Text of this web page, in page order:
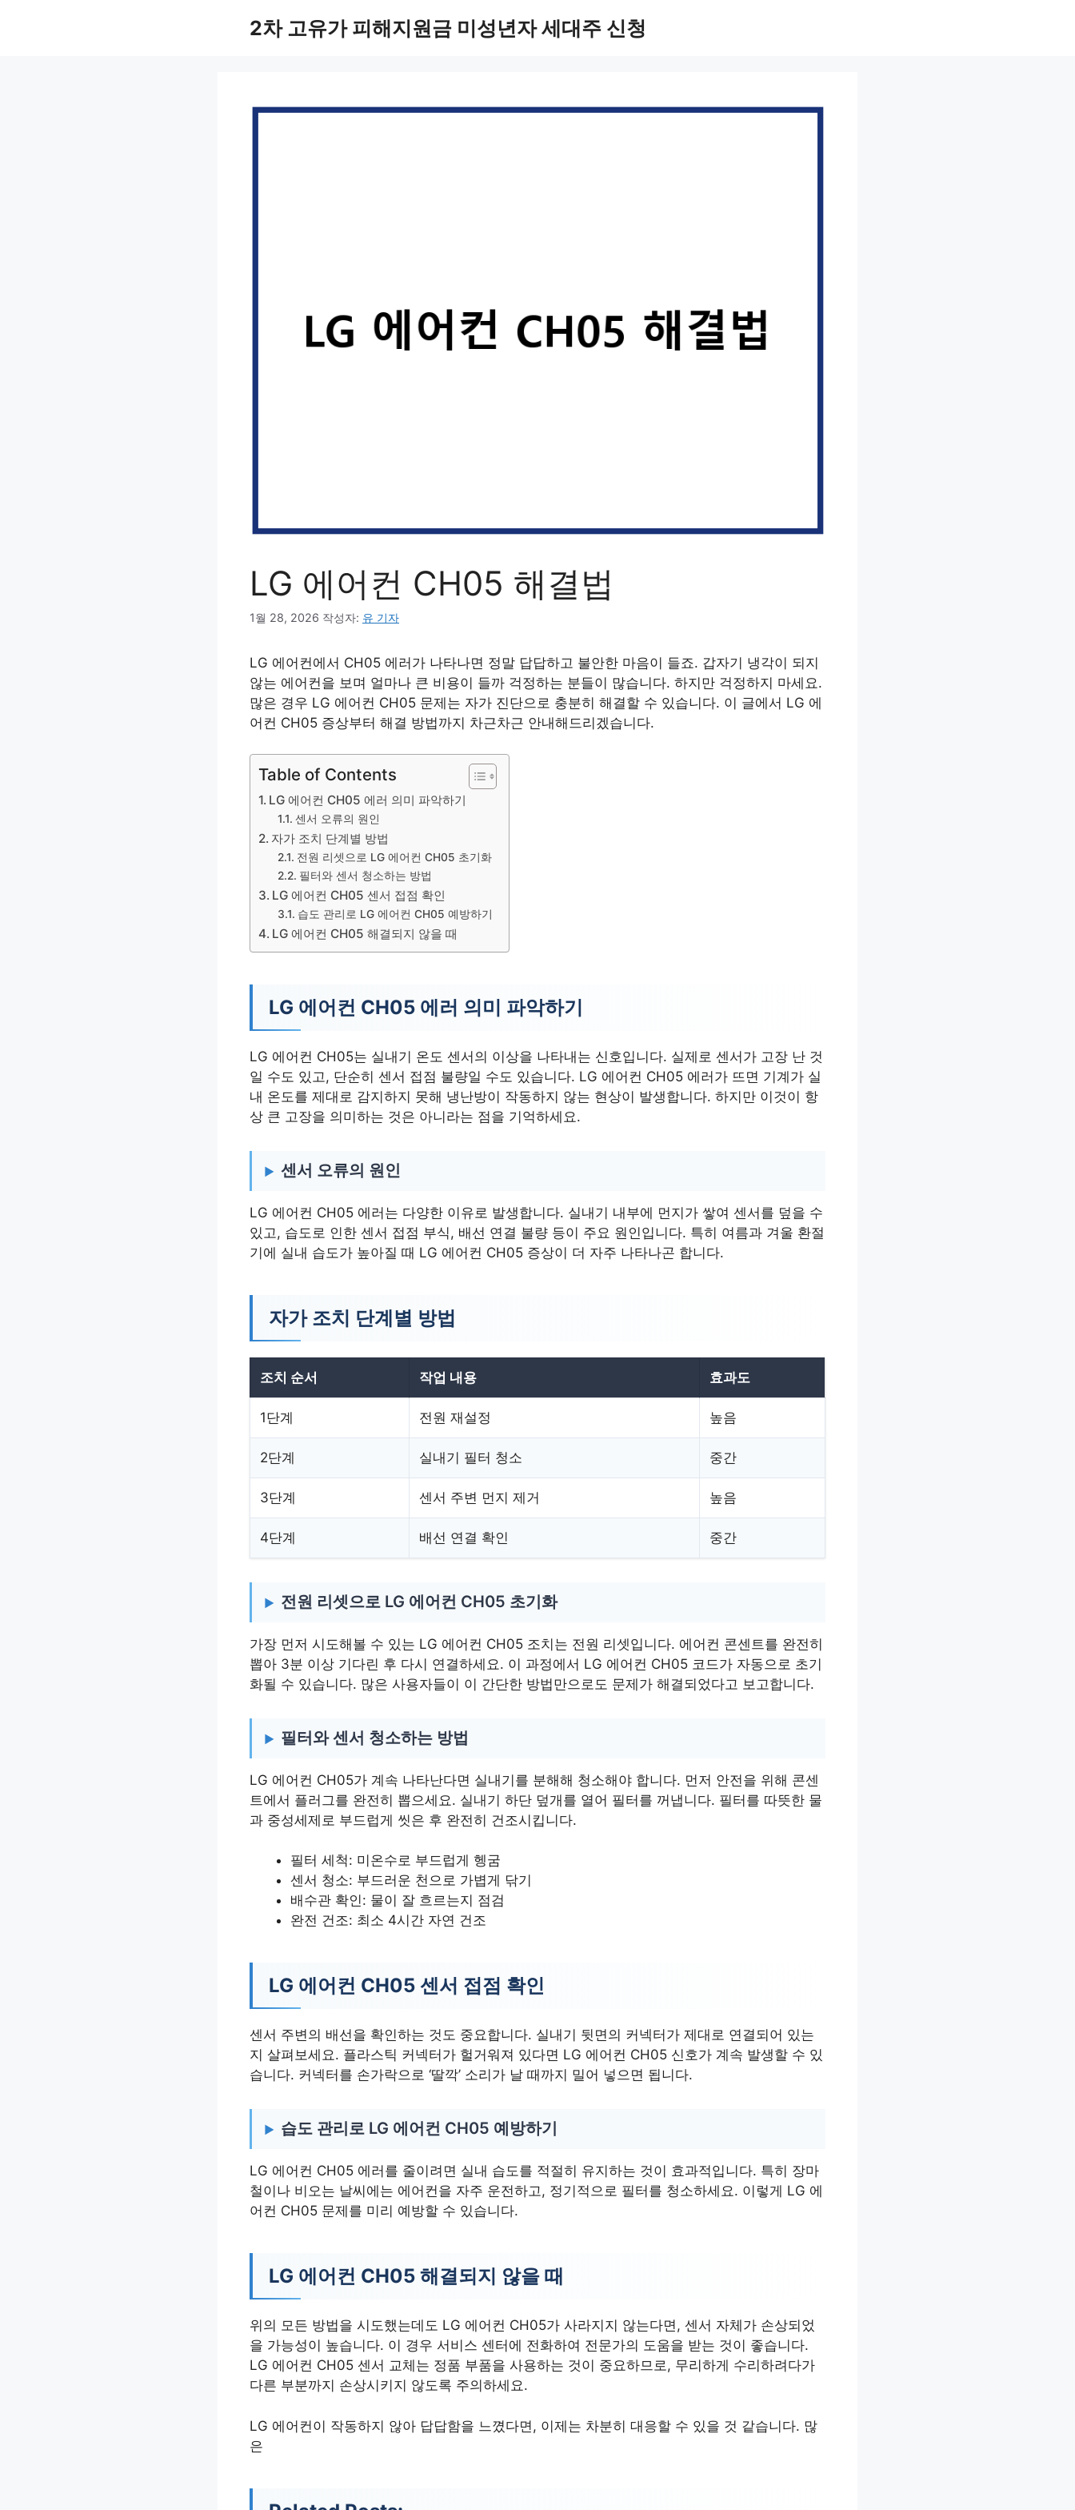
2차 고유가 피해지원금 미성년자 세대주 신청
LG 에어컨 CH05 해결법
1월 28, 2026 작성자: 유 기자
LG 에어컨에서 CH05 에러가 나타나면 정말 답답하고 불안한 마음이 들죠. 갑자기 냉각이 되지
않는 에어컨을 보며 얼마나 큰 비용이 들까 걱정하는 분들이 많습니다. 하지만 걱정하지 마세요.
많은 경우 LG 에어컨 CH05 문제는 자가 진단으로 충분히 해결할 수 있습니다. 이 글에서 LG 에
어컨 CH05 증상부터 해결 방법까지 차근차근 안내해드리겠습니다.
Table of Contents
LG 에어컨 CH05 에러 의미 파악하기
센서 오류의 원인
자가 조치 단계별 방법
전원 리셋으로 LG 에어컨 CH05 초기화
필터와 센서 청소하는 방법
LG 에어컨 CH05 센서 접점 확인
습도 관리로 LG 에어컨 CH05 예방하기
LG 에어컨 CH05 해결되지 않을 때
LG 에어컨 CH05 에러 의미 파악하기
LG 에어컨 CH05는 실내기 온도 센서의 이상을 나타내는 신호입니다. 실제로 센서가 고장 난 것
일 수도 있고, 단순히 센서 접점 불량일 수도 있습니다. LG 에어컨 CH05 에러가 뜨면 기계가 실
내 온도를 제대로 감지하지 못해 냉난방이 작동하지 않는 현상이 발생합니다. 하지만 이것이 항
상 큰 고장을 의미하는 것은 아니라는 점을 기억하세요.
센서 오류의 원인
LG 에어컨 CH05 에러는 다양한 이유로 발생합니다. 실내기 내부에 먼지가 쌓여 센서를 덮을 수
있고, 습도로 인한 센서 접점 부식, 배선 연결 불량 등이 주요 원인입니다. 특히 여름과 겨울 환절
기에 실내 습도가 높아질 때 LG 에어컨 CH05 증상이 더 자주 나타나곤 합니다.
자가 조치 단계별 방법
조치 순서 작업 내용 효과도
1단계 전원 재설정 높음
2단계 실내기 필터 청소 중간
3단계 센서 주변 먼지 제거 높음
4단계 배선 연결 확인 중간
전원 리셋으로 LG 에어컨 CH05 초기화
가장 먼저 시도해볼 수 있는 LG 에어컨 CH05 조치는 전원 리셋입니다. 에어컨 콘센트를 완전히
뽑아 3분 이상 기다린 후 다시 연결하세요. 이 과정에서 LG 에어컨 CH05 코드가 자동으로 초기
화될 수 있습니다. 많은 사용자들이 이 간단한 방법만으로도 문제가 해결되었다고 보고합니다.
필터와 센서 청소하는 방법
LG 에어컨 CH05가 계속 나타난다면 실내기를 분해해 청소해야 합니다. 먼저 안전을 위해 콘센
트에서 플러그를 완전히 뽑으세요. 실내기 하단 덮개를 열어 필터를 꺼냅니다. 필터를 따뜻한 물
과 중성세제로 부드럽게 씻은 후 완전히 건조시킵니다.
필터 세척: 미온수로 부드럽게 헹굼
센서 청소: 부드러운 천으로 가볍게 닦기
배수관 확인: 물이 잘 흐르는지 점검
완전 건조: 최소 4시간 자연 건조
LG 에어컨 CH05 센서 접점 확인
센서 주변의 배선을 확인하는 것도 중요합니다. 실내기 뒷면의 커넥터가 제대로 연결되어 있는
지 살펴보세요. 플라스틱 커넥터가 헐거워져 있다면 LG 에어컨 CH05 신호가 계속 발생할 수 있
습니다. 커넥터를 손가락으로 ‘딸깍’ 소리가 날 때까지 밀어 넣으면 됩니다.
습도 관리로 LG 에어컨 CH05 예방하기
LG 에어컨 CH05 에러를 줄이려면 실내 습도를 적절히 유지하는 것이 효과적입니다. 특히 장마
철이나 비오는 날씨에는 에어컨을 자주 운전하고, 정기적으로 필터를 청소하세요. 이렇게 LG 에
어컨 CH05 문제를 미리 예방할 수 있습니다.
LG 에어컨 CH05 해결되지 않을 때
위의 모든 방법을 시도했는데도 LG 에어컨 CH05가 사라지지 않는다면, 센서 자체가 손상되었
을 가능성이 높습니다. 이 경우 서비스 센터에 전화하여 전문가의 도움을 받는 것이 좋습니다.
LG 에어컨 CH05 센서 교체는 정품 부품을 사용하는 것이 중요하므로, 무리하게 수리하려다가
다른 부분까지 손상시키지 않도록 주의하세요.
LG 에어컨이 작동하지 않아 답답함을 느꼈다면, 이제는 차분히 대응할 수 있을 것 같습니다. 많
은